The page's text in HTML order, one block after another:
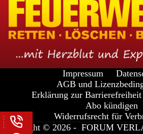
Impressum
AGB und
Erklärung zur Barrierefreiheit
Abo kündigen
Widerrufsrecht für
Copyright © 2026 - FORUM